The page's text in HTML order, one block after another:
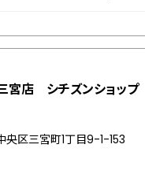
宮店 シチズンショップ
央区三宮町1丁目9-1-153